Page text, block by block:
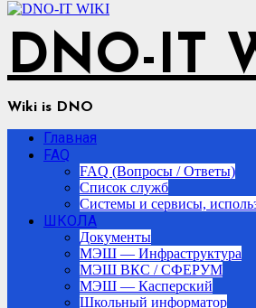
DNO-IT
Wiki is DNO
Главная
FAQ
FAQ (Вопросы / Ответы)
Список служб
Системы и сервисы,
ШКОЛА
Документы
МЭШ — Инфраструктура
МЭШ ВКС / СФЕРУМ
МЭШ — Касперский
Школьный информатор